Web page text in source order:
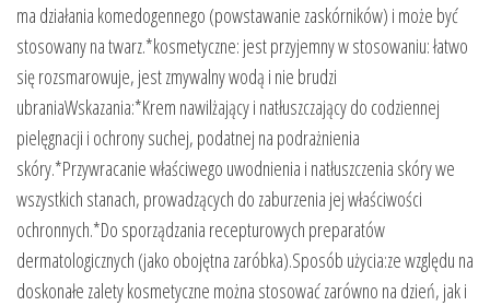
ma działania komedogennego (powstawanie zaskórników) i może być
stosowany na twarz.*kosmetyczne: jest przyjemny w stosowaniu: łatwo
się rozsmarowuje, jest zmywalny wodą i nie brudzi
ubraniaWskazania:*Krem nawilżający i natłuszczający do codziennej
pielęgnacji i ochrony suchej, podatnej na podrażnienia
skóry.*Przywracanie właściwego uwodnienia i natłuszczenia skóry we
wszystkich stanach, prowadzących do zaburzenia jej właściwości
ochronnych.*Do sporządzania recepturowych preparatów
dermatologicznych (jako obojętna zaróbka).Sposób użycia:ze względu na
doskonałe zalety kosmetyczne można stosować zarówno na dzień, jak i